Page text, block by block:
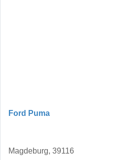
Ford Puma
Magdeburg, 39116